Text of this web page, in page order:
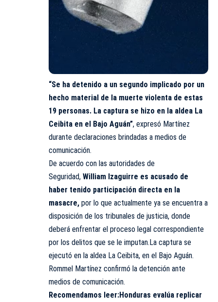
“Se ha detenido a un segundo implicado por un
hecho material de la muerte violenta de estas
19 personas. La captura se hizo en la aldea La
Ceibita en el Bajo Aguán”, expresó Martínez
durante declaraciones brindadas a medios de
comunicación.
De acuerdo con las autoridades de
Seguridad, William Izaguirre es acusado de
haber tenido participación directa en la
masacre, por lo que actualmente ya se encuentra a
disposición de los tribunales de justicia, donde
deberá enfrentar el proceso legal correspondiente
por los delitos que se le imputan.La captura se
ejecutó en la aldea La Ceibita, en el Bajo Aguán.
Rommel Martínez confirmó la detención ante
medios de comunicación.
Recomendamos leer:Honduras evalúa replicar